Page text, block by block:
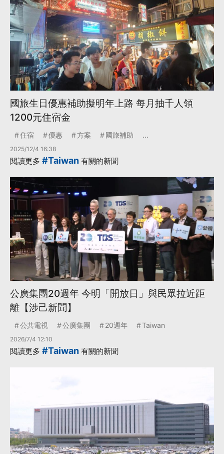
國旅生日優惠補助擬明年上路 每月抽千人領
1200元住宿金
住宿 優惠 方案 國旅補助 ...
2025/12/4 16:38
閱讀更多 #Taiwan 有關的新聞
公廣集團20週年 今明「開放日」與民眾拉近距
離【涉己新聞】
公共電視 公廣集團 20週年 Taiwan
2026/7/4 12:10
閱讀更多 #Taiwan 有關的新聞